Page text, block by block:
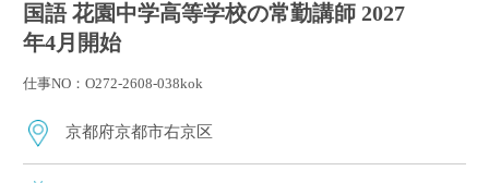
国語 花園中学高等学校の常勤講師 2027
年4月開始
仕事NO：O272-2608-038kok
京都府京都市右京区